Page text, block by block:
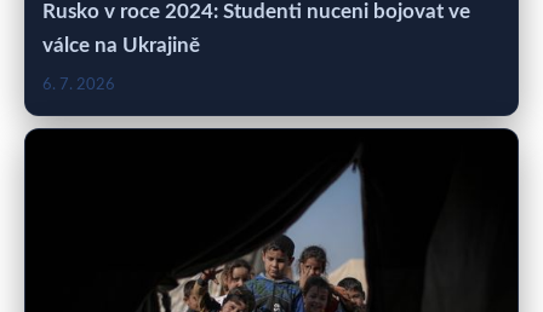
Rusko v roce 2024: Studenti nuceni bojovat ve
válce na Ukrajině
6. 7. 2026